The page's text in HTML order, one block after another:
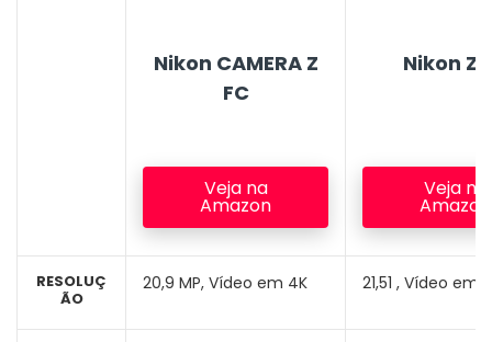
RESOLUÇ
ÃO
Nikon CAMERA Z
FC
Veja na
Amazon
20,9 MP, Vídeo em 4K
Nikon Z
Veja na
Amazon
21,51 , Vídeo em